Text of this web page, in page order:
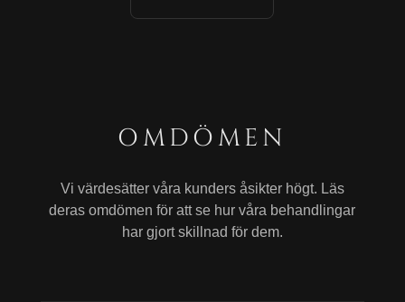
OMDÖMEN
Vi värdesätter våra kunders åsikter högt. Läs
deras omdömen för att se hur våra behandlingar
har gjort skillnad för dem.